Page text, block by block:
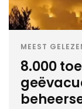
MEEST
8.000